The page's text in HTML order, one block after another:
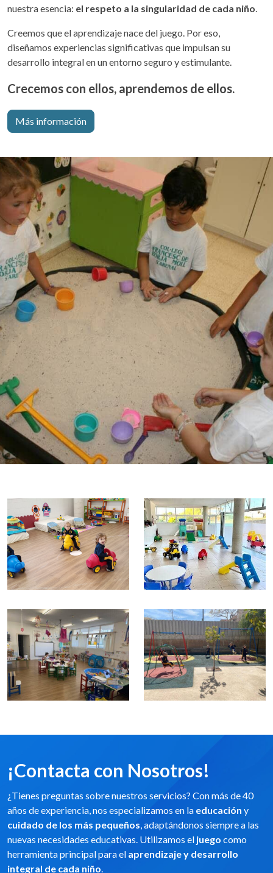
nuestra esencia: el respeto a la singularidad de cada niño.
Creemos que el aprendizaje nace del juego. Por eso,
diseñamos experiencias significativas que impulsan su
desarrollo integral en un entorno seguro y estimulante.
Crecemos con ellos, aprendemos de ellos.
Más información
¡Contacta con Nosotros!
¿Tienes preguntas sobre nuestros servicios? Con más de 40
años de experiencia, nos especializamos en la educación y
cuidado de los más pequeños, adaptándonos siempre a las
nuevas necesidades educativas. Utilizamos el juego como
herramienta principal para el aprendizaje y desarrollo
integral de cada niño.